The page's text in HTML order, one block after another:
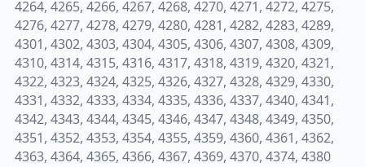
4264, 4265, 4266, 4267, 4268, 4270, 4271, 4272, 4275,
4276, 4277, 4278, 4279, 4280, 4281, 4282, 4283, 4289,
4301, 4302, 4303, 4304, 4305, 4306, 4307, 4308, 4309,
4310, 4314, 4315, 4316, 4317, 4318, 4319, 4320, 4321,
4322, 4323, 4324, 4325, 4326, 4327, 4328, 4329, 4330,
4331, 4332, 4333, 4334, 4335, 4336, 4337, 4340, 4341,
4342, 4343, 4344, 4345, 4346, 4347, 4348, 4349, 4350,
4351, 4352, 4353, 4354, 4355, 4359, 4360, 4361, 4362,
4363, 4364, 4365, 4366, 4367, 4369, 4370, 4374, 4380